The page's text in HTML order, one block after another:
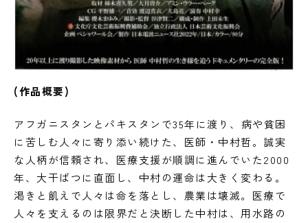
(作品概要)
アフガニスタンとパキスタンで35年に渡り、病や貧困
に苦しむ人々に寄り添い続けた、医師・中村哲。誠実
な人柄が信頼され、医療支援が順調に進んでいた2000
年、大干ばつに直面し、中村の運命は大きく変わる。
渇きと飢えで人々は命を落とし、農業は壊滅。医療で
人々を支えるのは限界だと決断した中村は、用水路の